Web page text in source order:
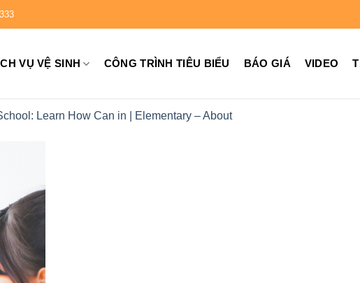
VỤ VỆ SINH CÔNG TRÌNH TIÊU BIỂU BÁO GIÁ VIDEO
Learn How Can in | Elementary – About